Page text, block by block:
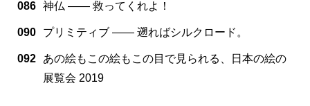
086 神仏 —— 救ってくれよ！
090 プリミティブ —— 遡ればシルクロード。
092
あの絵もこの絵もこの目で見られる、日本の絵の
展覧会 2019